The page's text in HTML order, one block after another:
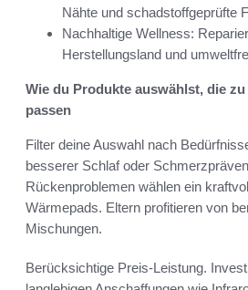
Nähte und schadstoffgeprüfte
Nachhaltige Wellness:
Herstellungsland und
Wie du Produkte auswählst, die
passen
Filter deine Auswahl nach
besserer Schlaf oder
Rückenproblemen wählen ein
Wärmepads. Eltern profitieren von
Mischungen.
Berücksichtige Preis-Leistung.